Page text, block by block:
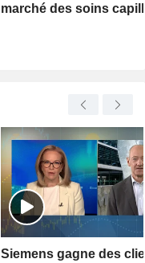
marché des soins
Siemens gagne des